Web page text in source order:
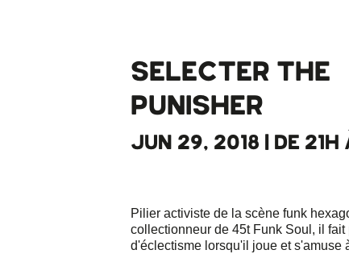
SELECTER THE
PUNISHER
JUN 29, 2018 | DE 21H
Pilier activiste de la scène funk
collectionneur de 45t Funk Soul, il fait
d'éclectisme lorsqu'il joue et s'amuse